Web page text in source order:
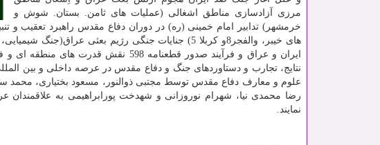
مرزی آزادسازی مناطق اشغالی (عملیات های ثامن. بستان. شوش و
خرمشهر) تدابیر امام خمینی (ره) در دوران دفاع مقدس راهبرد تعقیب و
های خیبر، والفجر8و كربلا 5) جنایات جنگی رژیم بعثی
ایران و عراق و فرآیند صدور قطعنامه
نتایج، تجارب و دستاوردهای جنگ و دفاع مقدس در عرصه داخلی و بین
علوم و معارف دفاع مقدس توسط مجتبی ذوالنور، مسعود بختیاری،
رضا محمدی نیا، شهرام نوروزانی و شهدخت پورابراهیمی به علاقمندان
نمایند.